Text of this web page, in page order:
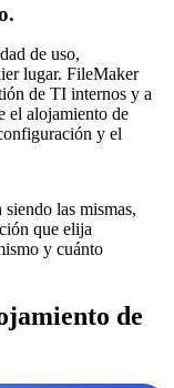
de uso,
lugar. FileMaker
de TI internos y a
el alojamiento de
y el
siendo las mismas,
que elija
y cuánto
de